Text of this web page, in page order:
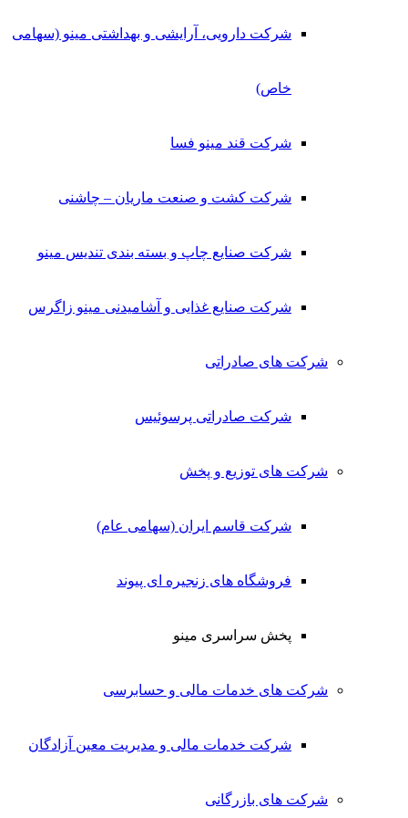
شرکت دارویی، آرایشی و بهداشتی مینو (سهامی
خاص)
شرکت قند مینو فسا
شرکت کشت و صنعت ماریان – چاشنی
شرکت صنایع چاپ و بسته بندی تندیس مینو
شرکت صنایع غذایی و آشامیدنی مینو زاگرس
شرکت های صادراتی
شرکت صادراتی پرسوئیس
شرکت های توزیع و پخش
شرکت قاسم ایران (سهامی عام)
فروشگاه های زنجیره ای پیوند
پخش سراسری مینو
شرکت های خدمات مالی و حسابرسی
شرکت خدمات مالی و مدیریت معین آزادگان
شرکت های بازرگانی